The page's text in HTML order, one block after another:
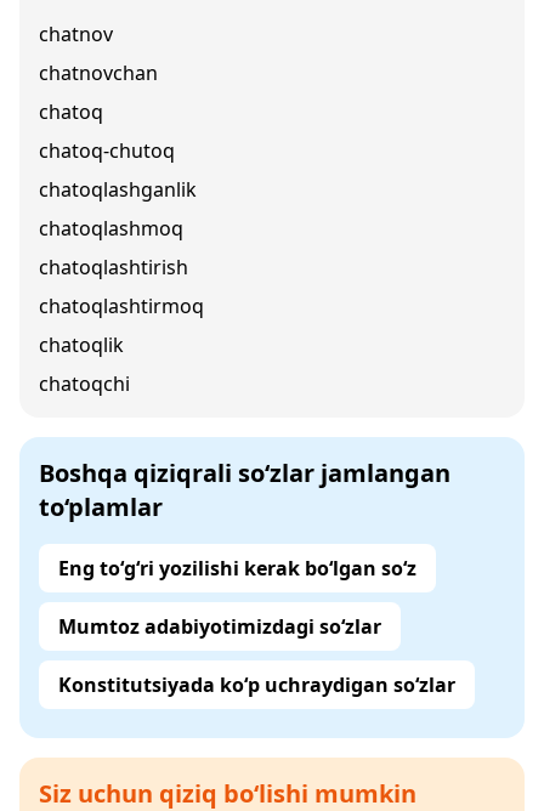
chatnov
chatnovchan
chatoq
chatoq-chutoq
chatoqlashganlik
chatoqlashmoq
chatoqlashtirish
chatoqlashtirmoq
chatoqlik
chatoqchi
Boshqa qiziqrali so‘zlar jamlangan
to‘plamlar
Eng to‘g‘ri yozilishi kerak bo‘lgan so‘z
Mumtoz adabiyotimizdagi so‘zlar
Konstitutsiyada ko‘p uchraydigan so‘zlar
Siz uchun qiziq bo‘lishi mumkin